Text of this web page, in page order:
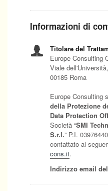
Informazioni di
Titolare del
Europe Consulting
Viale
00185 Roma
Europe Consulting
della Protezione
Data Protection
Società “SMI
S.r.l.” P.I.
contattato al
cons.it.
Indirizzo email